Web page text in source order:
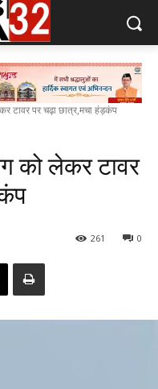
टावर पर चढ़ा छात्र,मचा हंड़कंप
को लेकर टावर
0
261